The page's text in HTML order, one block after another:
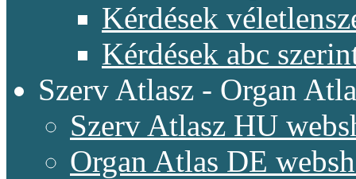
Kérdések
Kérdések abc
Szerv Atlasz - Organ
Szerv Atlasz HU
Organ Atlas DE